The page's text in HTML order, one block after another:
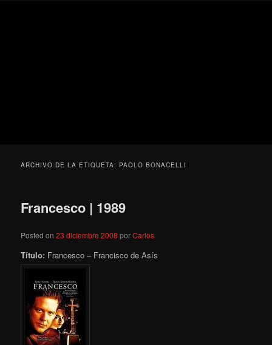
ARCHIVO DE LA ETIQUETA: PAOLO BONACELLI
Francesco | 1989
Posted on23 diciembre 2008 porCarlos
Título: Francesco – Francisco de Asís